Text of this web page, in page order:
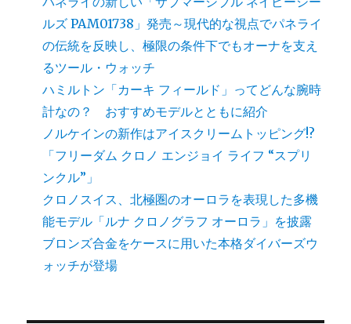
ルズ PAM01738」発売～現代的な視点でパネライ
の伝統を反映し、極限の条件下でもオーナを支え
るツール・ウォッチ
ハミルトン「カーキ フィールド」ってどんな腕時
計なの？ おすすめモデルとともに紹介
ノルケインの新作はアイスクリームトッピング!?
「フリーダム クロノ エンジョイ ライフ “スプリ
ンクル”」
クロノスイス、北極圏のオーロラを表現した多機
能モデル「ルナ クロノグラフ オーロラ」を披露
ブロンズ合金をケースに用いた本格ダイバーズウ
ォッチが登場